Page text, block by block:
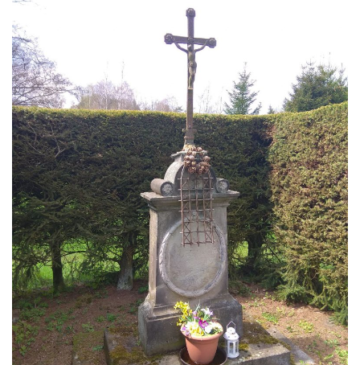
Kříž u polní cesty severozápadně od Kozel
Údajný kříž na návsi v Kozlech
Centrální kříž hřbitova v Kozlech
Kříž východně od Oparna u cesty na Lovoš
Pamětní kříž na Lovoši
Kříž na rozcestí u domu čp. 49 ve Svojkově
Centrální kříž bývalého hřbitova v Horním
Chlumu
Kříž jižně od Prysku
Boží muka svatého Floriána v Mezné
Neugebauerův kříž východně od Sloupu v
Čechách
Kříž u kostela Zvěstování Panny Marie v
Duchcově
Údajný kříž před kostelem svatých Petra a